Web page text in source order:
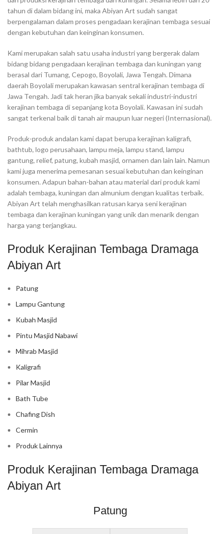
tahun di dalam bidang ini, maka Abiyan Art sudah sangat
berpengalaman dalam proses pengadaan kerajinan tembaga sesuai
dengan kebutuhan dan keinginan konsumen.
Kami merupakan salah satu usaha industri yang bergerak dalam
bidang bidang pengadaan kerajinan tembaga dan kuningan yang
berasal dari Tumang, Cepogo, Boyolali, Jawa Tengah. Dimana
daerah Boyolali merupakan kawasan sentral kerajinan tembaga di
Jawa Tengah. Jadi tak heran jika banyak sekali industri-industri
kerajinan tembaga di sepanjang kota Boyolali. Kawasan ini sudah
sangat terkenal baik di tanah air maupun luar negeri (Internasional).
Produk-produk andalan kami dapat berupa kerajinan kaligrafi,
bathtub, logo perusahaan, lampu meja, lampu stand, lampu
gantung, relief, patung, kubah masjid, ornamen dan lain lain. Namun
kami juga menerima pemesanan sesuai kebutuhan dan keinginan
konsumen. Adapun bahan-bahan atau material dari produk kami
adalah tembaga, kuningan dan almunium dengan kualitas terbaik.
Abiyan Art telah menghasilkan ratusan karya seni kerajinan
tembaga dan kerajinan kuningan yang unik dan menarik dengan
harga yang terjangkau.
Produk Kerajinan Tembaga Dramaga
Abiyan Art
Patung
Lampu Gantung
Kubah Masjid
Pintu Masjid Nabawi
Mihrab Masjid
Kaligrafi
Pilar Masjid
Bath Tube
Chafing Dish
Cermin
Produk Lainnya
Produk Kerajinan Tembaga Dramaga
Abiyan Art
Patung